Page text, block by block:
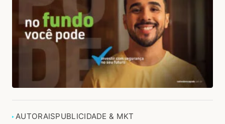
AUTORAISPUBLICIDADE & MKT